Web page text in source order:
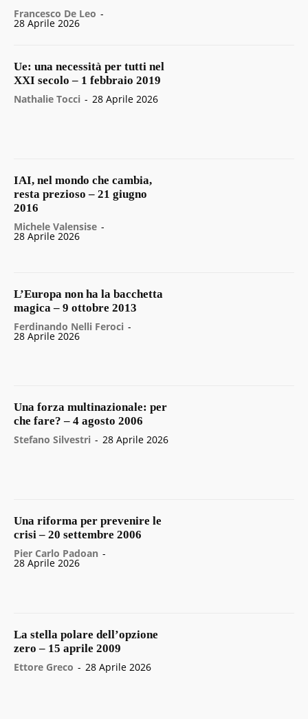
Francesco De Leo -
28 Aprile 2026
Ue: una necessità per tutti nel
XXI secolo – 1 febbraio 2019
Nathalie Tocci - 28 Aprile 2026
IAI, nel mondo che cambia,
resta prezioso – 21 giugno
2016
Michele Valensise -
28 Aprile 2026
L’Europa non ha la bacchetta
magica – 9 ottobre 2013
Ferdinando Nelli Feroci -
28 Aprile 2026
Una forza multinazionale: per
che fare? – 4 agosto 2006
Stefano Silvestri - 28 Aprile 2026
Una riforma per prevenire le
crisi – 20 settembre 2006
Pier Carlo Padoan -
28 Aprile 2026
La stella polare dell’opzione
zero – 15 aprile 2009
Ettore Greco - 28 Aprile 2026